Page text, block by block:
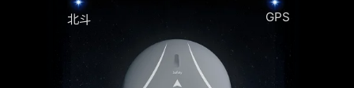
GPS
北斗